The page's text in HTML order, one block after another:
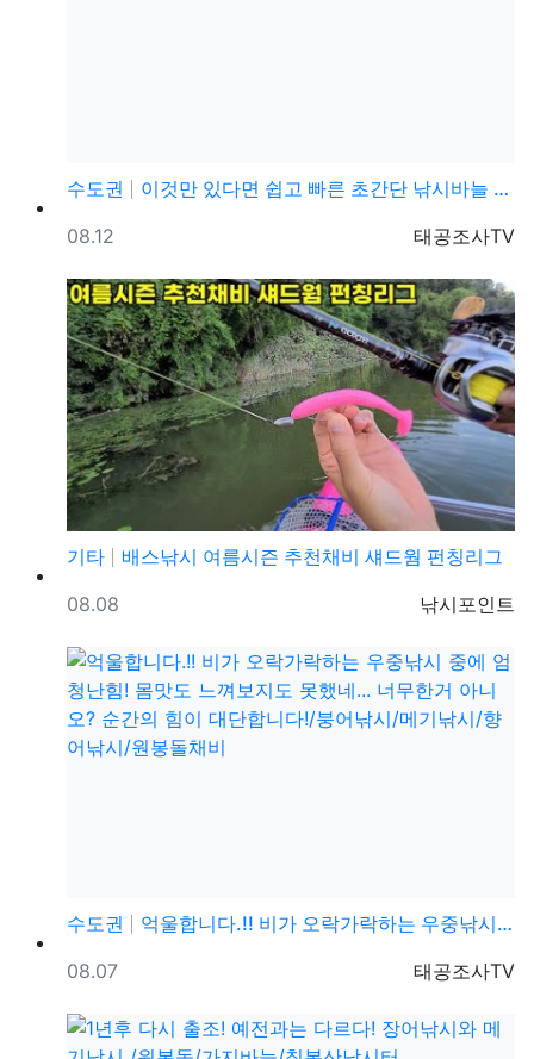
수도권
이것만 있다면 쉽고 빠른 초간단 낚시바늘 묶을수 있습니…
등록자
태공조사TV
등록일
08.12
기타
배스낚시 여름시즌 추천채비 섀드웜 펀칭리그
등록자
낚시포인트
등록일
08.08
수도권
억울합니다.!! 비가 오락가락하는 우중낚시 중에 엄청난…
등록자
태공조사TV
등록일
08.07